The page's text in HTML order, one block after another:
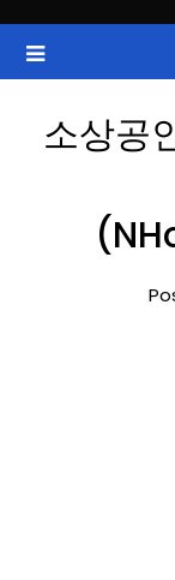
content
ZAN 주
국내증시, 해외증시
소상공